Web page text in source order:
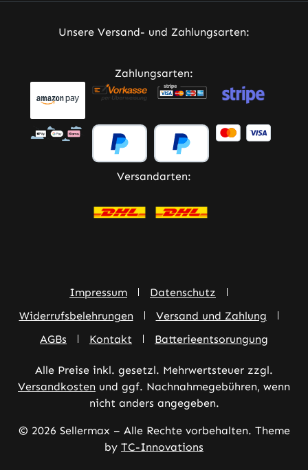
Unsere Versand- und Zahlungsarten:
Zahlungsarten:
Versandarten:
Impressum
Datenschutz
Widerrufsbelehrungen
Versand und Zahlung
AGBs
Kontakt Batterieentsorungung
Alle Preise inkl. gesetzl. Mehrwertsteuer zzgl.
Versandkosten und ggf. Nachnahmegebühren, wenn
nicht anders angegeben.
© 2026 Sellermax – Alle Rechte vorbehalten. Theme
by TC-Innovations